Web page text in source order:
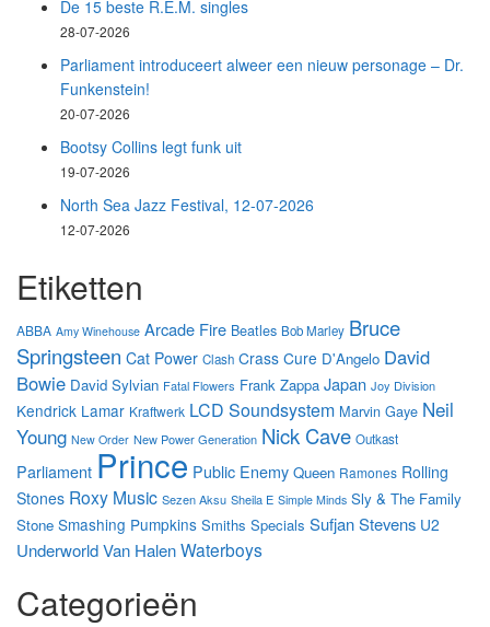
De 15 beste R.E.M. singles
28-07-2026
Parliament introduceert alweer een nieuw personage – Dr.
Funkenstein!
20-07-2026
Bootsy Collins legt funk uit
19-07-2026
North Sea Jazz Festival, 12-07-2026
12-07-2026
Etiketten
ABBA Amy Winehouse Arcade Fire Beatles Bob Marley Bruce
Springsteen Cat Power Clash Crass Cure D'Angelo David
Bowie David Sylvian Fatal Flowers Frank Zappa Japan Joy Division
Kendrick Lamar Kraftwerk LCD Soundsystem Marvin Gaye Neil
Young New Order New Power Generation Nick Cave Outkast
Parliament Prince Public Enemy Queen Ramones Rolling
Stones Roxy Music Sezen Aksu Sheila E Simple Minds Sly & The Family
Stone Smashing Pumpkins Smiths Specials Sufjan Stevens U2
UnderworldVan HalenWaterboys
Categorieën